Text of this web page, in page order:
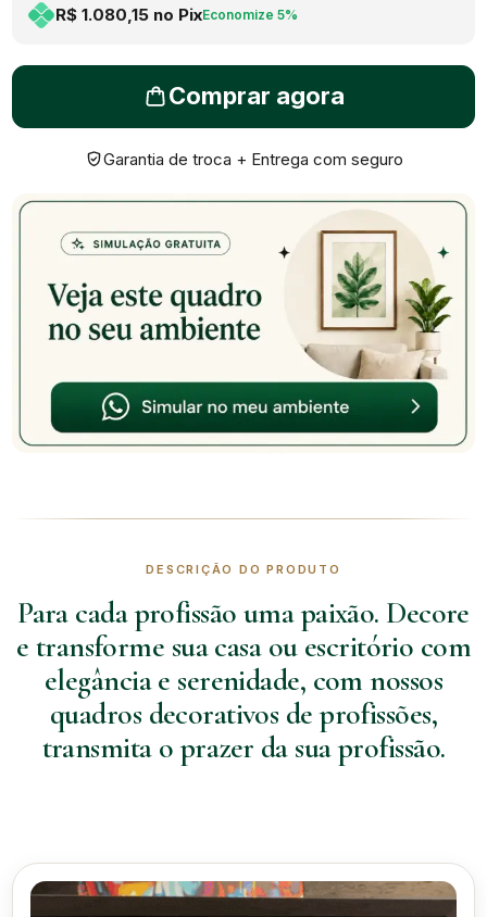
R$ 1.080,15 no PixEconomize 5%
Comprar agora
Garantia de troca + Entrega com seguro
DESCRIÇÃO DO PRODUTO
Para cada profissão uma paixão. Decore
e transforme sua casa ou escritório com
elegância e serenidade, com nossos
quadros decorativos de profissões,
transmita o prazer da sua profissão.